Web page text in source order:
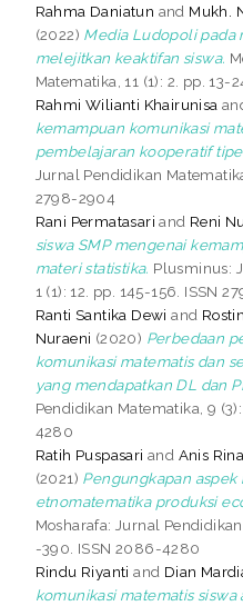
Rahma Daniatun and Mukh.
(2022) Media Ludopoli pada
melejitkan keaktifan siswa.
Matematika, 11 (1): 2. pp.
Rahmi Wilianti Khairunisa
kemampuan komunikasi
pembelajaran kooperatif tipe
Jurnal Pendidikan
2798-2904
Rani Permatasari and Reni
siswa SMP mengenai
materi statistika. Plusminus:
1 (1): 12. pp. 145-156. ISSN
Ranti Santika Dewi and
Nuraeni (2020) Perbedaan
komunikasi matematis dan
yang mendapatkan DL dan
Pendidikan Matematika, 9
4280
Ratih Puspasari and Anis
(2021) Pengungkapan aspek
etnomatematika produksi
Mosharafa: Jurnal
-390. ISSN 2086-4280
Rindu Riyanti and Dian
komunikasi matematis